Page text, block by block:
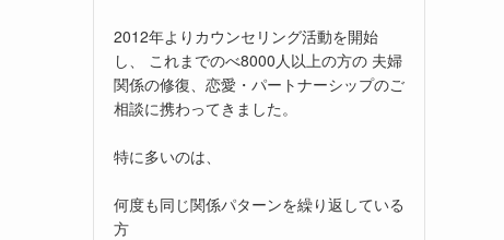
2012年よりカウンセリング活動を開始
し、 これまでのべ8000人以上の方の 夫婦
関係の修復、恋愛・パートナーシップのご
相談に携わってきました。
特に多いのは、
何度も同じ関係パターンを繰り返している
方